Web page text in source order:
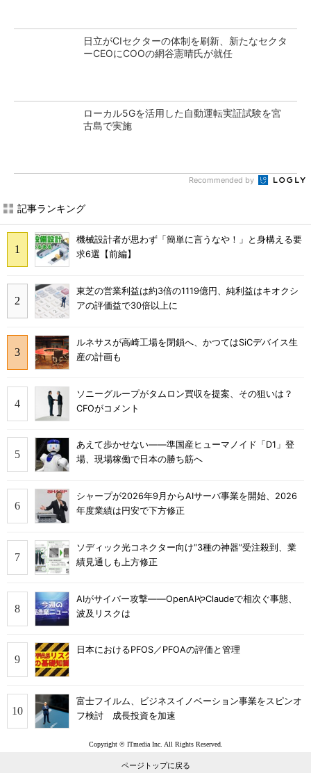
日立がCIセクターの体制を刷新、新たなセクタ
ーCEOにCOOの網谷憲晴氏が就任
ローカル5Gを活用した自動運転実証試験を宮
古島で実施
Recommended by
記事ランキング
機械設計者が思わず「簡単に言うなや！」と身構える要
求6選【前編】
東芝の営業利益は約3倍の1119億円、純利益はキオクシ
アの評価益で30倍以上に
ルネサスが高崎工場を閉鎖へ、かつてはSiCデバイス生
産の計画も
ソニーグループがタムロン買収を提案、その狙いは？
CFOがコメント
あえて歩かせない――準国産ヒューマノイド「D1」登
場、現場稼働で日本の勝ち筋へ
シャープが2026年9月からAIサーバ事業を開始、2026
年度業績は円安で下方修正
ソディック光コネクター向け“3種の神器”受注殺到、業
績見通しも上方修正
AIがサイバー攻撃――OpenAIやClaudeで相次ぐ事態、
波及リスクは
日本におけるPFOS／PFOAの評価と管理
富士フイルム、ビジネスイノベーション事業をスピンオ
フ検討 成長投資を加速
Copyright © ITmedia Inc. All Rights Reserved.
ページトップに戻る